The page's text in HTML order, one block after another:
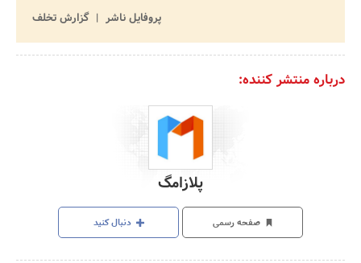
پروفایل ناشر
گزارش تخلف
درباره منتشر کننده:
پلازامگ
صفحه رسمی دنبال کنید